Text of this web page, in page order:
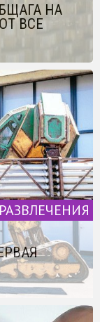
НА
ВСЕ
РАЗВЛЕЧЕНИЯ